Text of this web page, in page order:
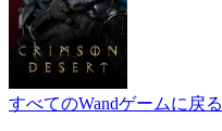
すべてのWandゲームに戻る